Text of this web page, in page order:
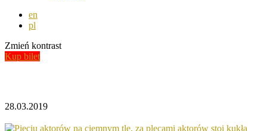
en
pl
Zmień kontrast
Kup bilet
28.03.2019